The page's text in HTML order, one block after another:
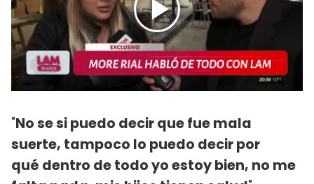
"No se si puedo decir que fue mala
suerte, tampoco lo puedo decir por
qué dentro de todo yo estoy bien, no me